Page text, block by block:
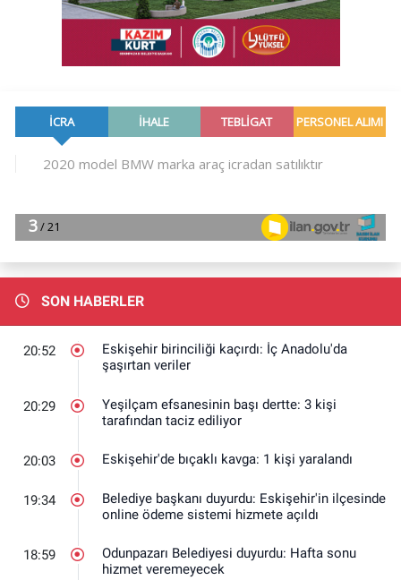
SON HABERLER
20:52
Eskişehir birinciliği kaçırdı: İç Anadolu'da
şaşırtan veriler
20:29
Yeşilçam efsanesinin başı dertte: 3 kişi
tarafından taciz ediliyor
20:03 Eskişehir'de bıçaklı kavga: 1 kişi yaralandı
19:34
Belediye başkanı duyurdu: Eskişehir'in ilçesinde
online ödeme sistemi hizmete açıldı
18:59
Odunpazarı Belediyesi duyurdu: Hafta sonu
hizmet veremeyecek